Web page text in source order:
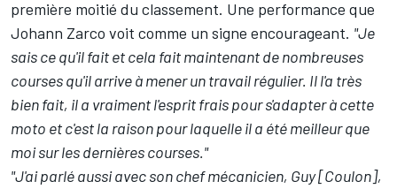
première moitié du classement. Une performance que
Johann Zarco voit comme un signe encourageant. "Je
sais ce qu'il fait et cela fait maintenant de nombreuses
courses qu'il arrive à mener un travail régulier. Il l'a très
bien fait, il a vraiment l'esprit frais pour s'adapter à cette
moto et c'est la raison pour laquelle il a été meilleur que
moi sur les dernières courses."
"J'ai parlé aussi avec son chef mécanicien, Guy [Coulon],